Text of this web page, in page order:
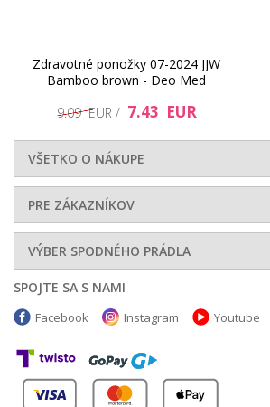
8.27 EUR
6.17 EUR
Zdravotné ponožky 07-2024 JJW
Bamboo brown - Deo Med
9.09 EUR / 7.43 EUR
VŠETKO O NÁKUPE
PRE ZÁKAZNÍKOV
VÝBER SPODNÉHO PRÁDLA
SPOJTE SA S NAMI
Facebook Instagram Youtube